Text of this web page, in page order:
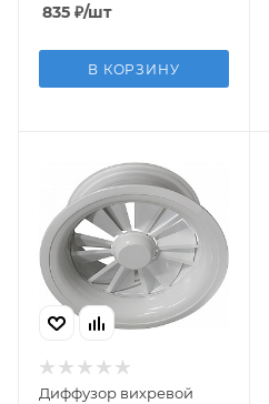
835 ₽/шт
В КОРЗИНУ
Диффузор вихревой